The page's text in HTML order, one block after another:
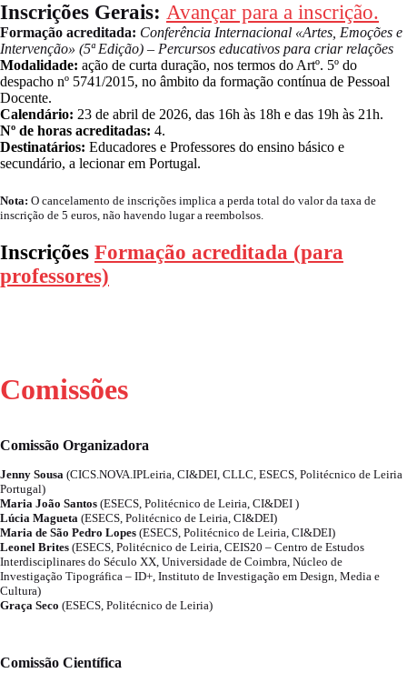
Inscrições Gerais: Avançar para a inscrição.
Formação acreditada: Conferência Internacional «Artes, Emoções e
Intervenção» (5ª Edição) – Percursos educativos para criar relações
Modalidade: ação de curta duração, nos termos do Artº. 5º do
despacho nº 5741/2015, no âmbito da formação contínua de Pessoal
Docente.
Calendário: 23 de abril de 2026, das 16h às 18h e das 19h às 21h.
Nº de horas acreditadas: 4.
Destinatários: Educadores e Professores do ensino básico e
secundário, a lecionar em Portugal.
Nota: O cancelamento de inscrições implica a perda total do valor da taxa de
inscrição de 5 euros, não havendo lugar a reembolsos.
Inscrições Formação acreditada (para
professores)
Comissões
Comissão Organizadora
Jenny Sousa (CICS.NOVA.IPLeiria, CI&DEI, CLLC, ESECS, Politécnico de Leiria
Portugal)
Maria João Santos (ESECS, Politécnico de Leiria, CI&DEI )
Lúcia Magueta (ESECS, Politécnico de Leiria, CI&DEI)
Maria de São Pedro Lopes (ESECS, Politécnico de Leiria, CI&DEI)
Leonel Brites (ESECS, Politécnico de Leiria, CEIS20 – Centro de Estudos
Interdisciplinares do Século XX, Universidade de Coimbra, Núcleo de
Investigação Tipográfica – ID+, Instituto de Investigação em Design, Media e
Cultura)
Graça Seco (ESECS, Politécnico de Leiria)
Comissão Científica